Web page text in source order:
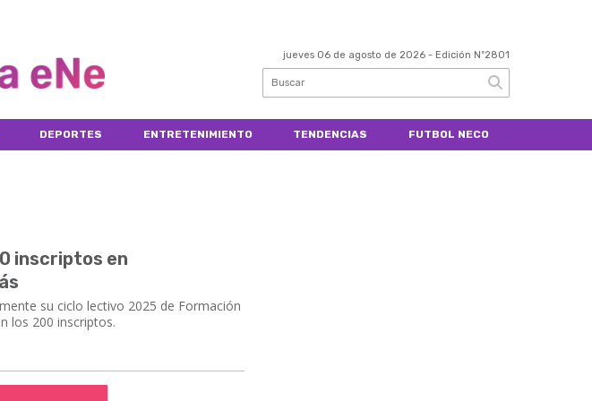
jueves 06 de agosto de 2026 - Edición Nº2801
DEPORTES ENTRETENIMIENTO TENDENCIAS FUTBOL NECO
inscriptos en
su ciclo lectivo 2025 de Formación
los 200 inscriptos.